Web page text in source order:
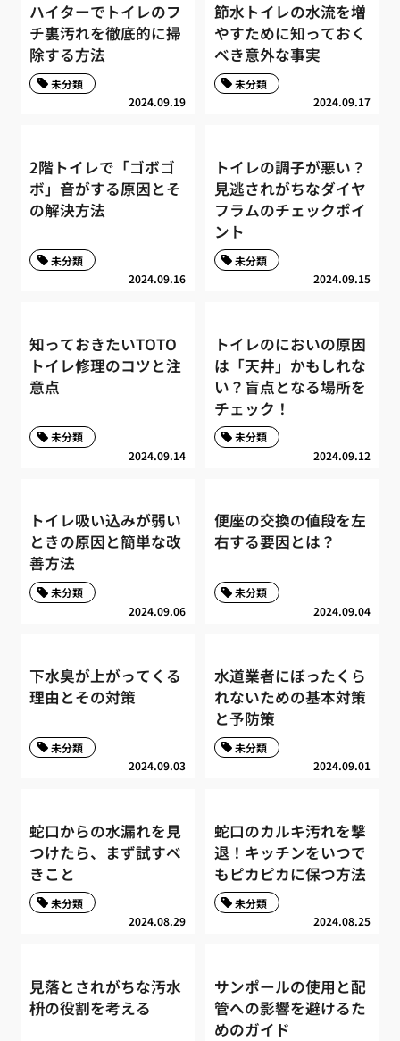
ハイターでトイレのフ
チ裏汚れを徹底的に掃
除する方法
2024.09.19
未分類
節水トイレの水流を増
やすために知っておく
べき意外な事実
2024.09.17
未分類
2階トイレで「ゴボゴ
ボ」音がする原因とそ
の解決方法
2024.09.16
未分類
トイレの調子が悪い？
見逃されがちなダイヤ
フラムのチェックポイ
ント
2024.09.15
未分類
知っておきたいTOTO
トイレ修理のコツと注
意点
2024.09.14
未分類
トイレのにおいの原因
は「天井」かもしれな
い？盲点となる場所を
チェック！
2024.09.12
未分類
トイレ吸い込みが弱い
ときの原因と簡単な改
善方法
2024.09.06
未分類
便座の交換の値段を左
右する要因とは？
2024.09.04
未分類
下水臭が上がってくる
理由とその対策
2024.09.03
未分類
水道業者にぼったくら
れないための基本対策
と予防策
2024.09.01
未分類
蛇口からの水漏れを見
つけたら、まず試すべ
きこと
2024.08.29
未分類
蛇口のカルキ汚れを撃
退！キッチンをいつで
もピカピカに保つ方法
2024.08.25
未分類
見落とされがちな汚水
枡の役割を考える
サンポールの使用と配
管への影響を避けるた
めのガイド